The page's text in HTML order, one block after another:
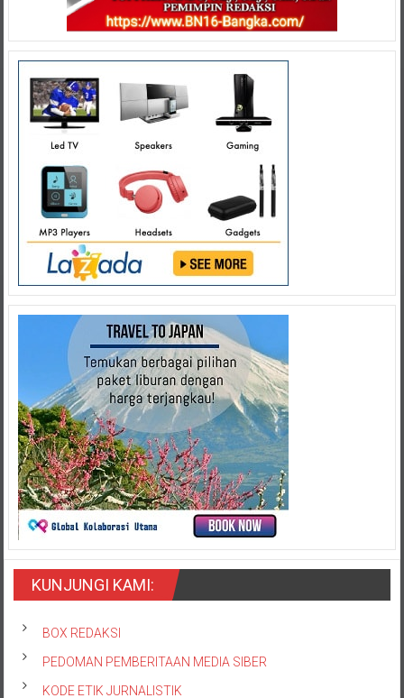
KUNJUNGI KAMI:
BOX REDAKSI
PEDOMAN PEMBERITAAN MEDIA SIBER
KODE ETIK JURNALISTIK